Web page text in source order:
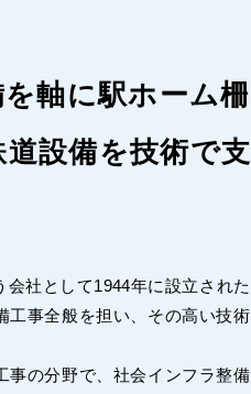
軸に駅ホーム柵
設備を技術で支
社として1944年に設立された
工事全般を担い、その高い技術
の分野で、社会インフラ整備